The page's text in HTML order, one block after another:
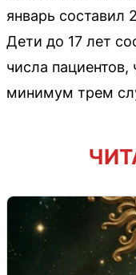
январь составил
Дети до 17 лет
числа пациентов,
минимум трем